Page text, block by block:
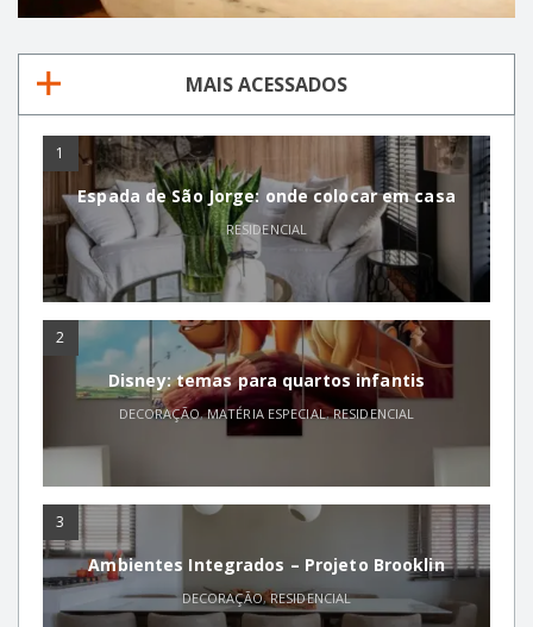
MAIS ACESSADOS
1
Espada de São Jorge: onde colocar em casa
RESIDENCIAL
2
Disney: temas para quartos infantis
DECORAÇÃO,MATÉRIA ESPECIAL,RESIDENCIAL
3
Ambientes Integrados – Projeto Brooklin
DECORAÇÃO,RESIDENCIAL